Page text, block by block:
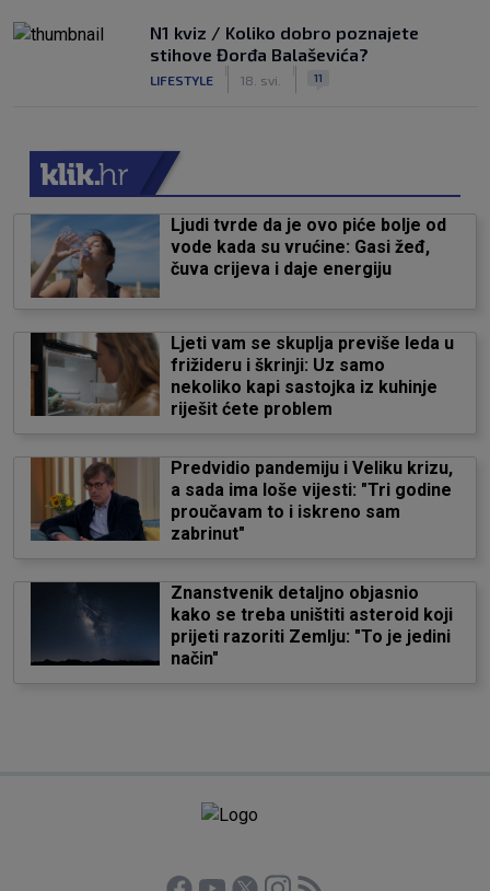
N1 kviz / Koliko dobro poznajete
stihove Đorđa Balaševića?
LIFESTYLE 18. svi. 11
Ljudi tvrde da je ovo piće bolje od
vode kada su vrućine: Gasi žeđ,
čuva crijeva i daje energiju
Ljeti vam se skuplja previše leda u
frižideru i škrinji: Uz samo
nekoliko kapi sastojka iz kuhinje
riješit ćete problem
Predvidio pandemiju i Veliku krizu,
a sada ima loše vijesti: "Tri godine
proučavam to i iskreno sam
zabrinut"
Znanstvenik detaljno objasnio
kako se treba uništiti asteroid koji
prijeti razoriti Zemlju: "To je jedini
način"